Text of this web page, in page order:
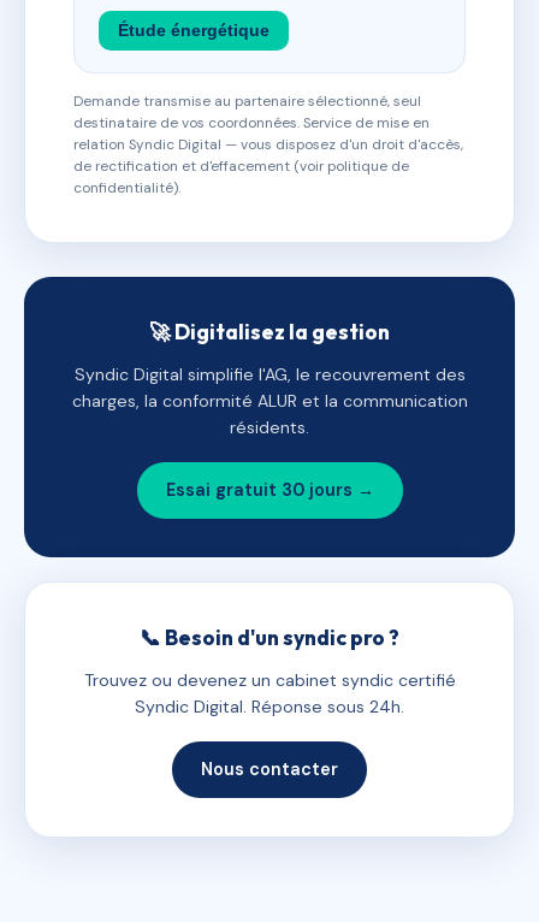
Étude énergétique
Demande transmise au partenaire sélectionné, seul
destinataire de vos coordonnées. Service de mise en
relation Syndic Digital — vous disposez d'un droit d'accès,
de rectification et d'effacement (voir politique de
confidentialité).
🚀 Digitalisez la gestion
Syndic Digital simplifie l'AG, le recouvrement des
charges, la conformité ALUR et la communication
résidents.
Essai gratuit 30 jours →
📞 Besoin d'un syndic pro ?
Trouvez ou devenez un cabinet syndic certifié
Syndic Digital. Réponse sous 24h.
Nous contacter